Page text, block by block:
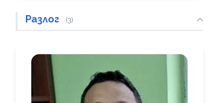
Разлог (3)